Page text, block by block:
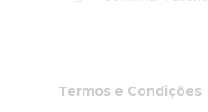
Termos e Condições